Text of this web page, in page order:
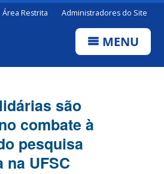
Área Restrita Administradores do Site
MENU
são
combate à
pesquisa
UFSC